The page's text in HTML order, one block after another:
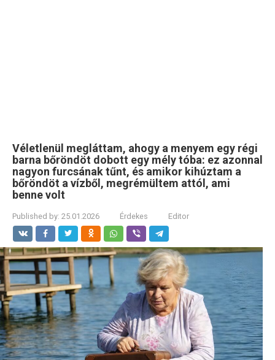
Véletlenül megláttam, ahogy a menyem egy régi
barna bőröndöt dobott egy mély tóba: ez azonnal
nagyon furcsának tűnt, és amikor kihúztam a
bőröndöt a vízből, megrémültem attól, ami
benne volt
Published by: 25.01.2026 Érdekes Editor